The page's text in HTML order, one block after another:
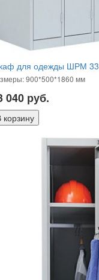
для одежды ШРМ 33
900*500*1860 мм
040 руб.